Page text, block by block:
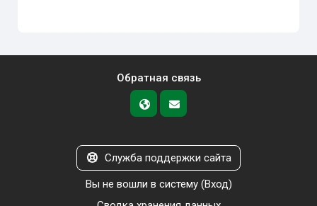
Обратная связь
Служба поддержки сайта
Вы не вошли в систему (Вход)